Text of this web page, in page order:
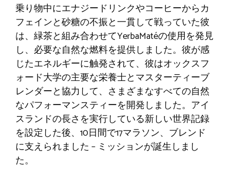
乗り物中にエナジードリンクやコーヒーからカ
フェインと砂糖の不振と一貫して戦っていた彼
は、緑茶と組み合わせてYerbaMatéの使用を発見
し、必要な自然な燃料を提供しました。彼が感
じたエネルギーに触発されて、彼はオックスフ
ォード大学の主要な栄養士とマスターティーブ
レンダーと協力して、さまざまなすべての自然
なパフォーマンスティーを開発しました。アイ
スランドの長さを実行している新しい世界記録
を設定した後、10日間で17マラソン、ブレンド
に支えられました – ミッションが誕生しまし
た。